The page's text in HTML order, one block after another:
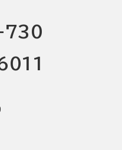
730